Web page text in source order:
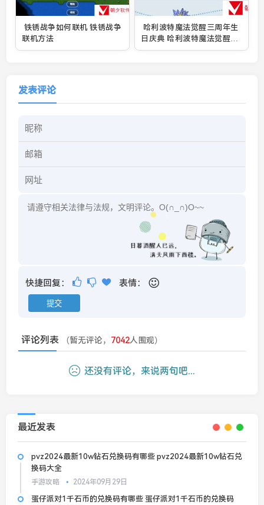
铁锈战争如何联机 铁锈战争
联机方法
哈利波特魔法觉醒三周年生
日庆典 哈利波特魔法觉醒三
周年活动介绍
发表评论
快捷回复： 表情：
评论列表 （暂无评论， 7042人围观）
还没有评论，来说两句吧...
最近发表
pvz2024最新10w钻石兑换码有哪些 pvz2024最新10w钻石兑
换码大全
手游攻略 2024年09月29日
蛋仔派对1千石币的兑换码有哪些 蛋仔派对1千石币的兑换码